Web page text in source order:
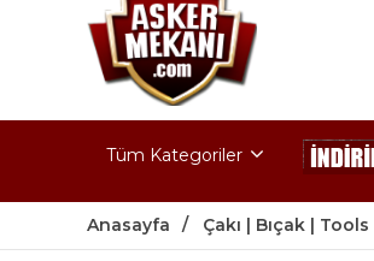
Tüm Kategoriler
Anasayfa Çakı | Bıçak | Tools